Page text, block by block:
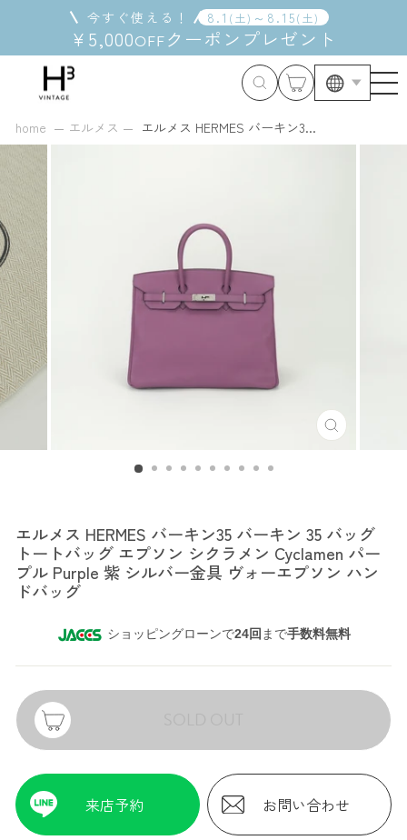
キ
す
る
今すぐ使える！ 8 . 1 ( 土) ～ 8 . 15( 土)
¥5,000OFFクーポン プレゼント
home エルメス エルメス HERMES バーキン3...
エルメス HERMES バーキン35 バーキン 35 バッグ
トートバッグ エプソン シクラメン Cyclamen パー
プル Purple 紫 シルバー金具 ヴォーエプソン ハン
ドバッグ
ショッピングローンで24回 まで手数料無料
来店予約 お問い合わせ